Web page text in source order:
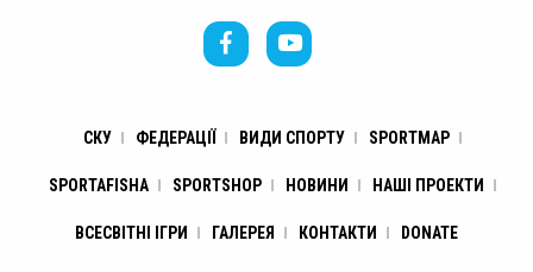
СКУ ФЕДЕРАЦІЇ ВИДИ СПОРТУ SPORTMAP
SPORTAFISHA SPORTSHOP НОВИНИ НАШІ ПРОЕКТИ
ВСЕСВІТНІ ІГРИ ГАЛЕРЕЯ КОНТАКТИ DONATE